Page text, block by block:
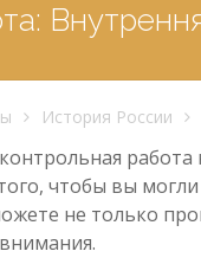
История России
чтобы вы
не только